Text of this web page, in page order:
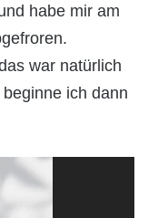
habe mir am
war natürlich
ich dann